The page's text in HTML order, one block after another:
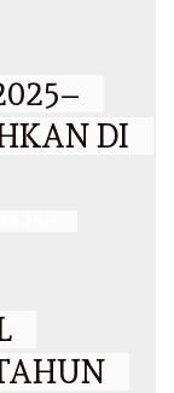
DI